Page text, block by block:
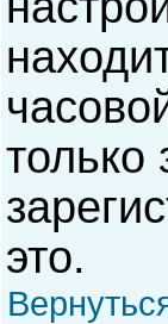
только
это.